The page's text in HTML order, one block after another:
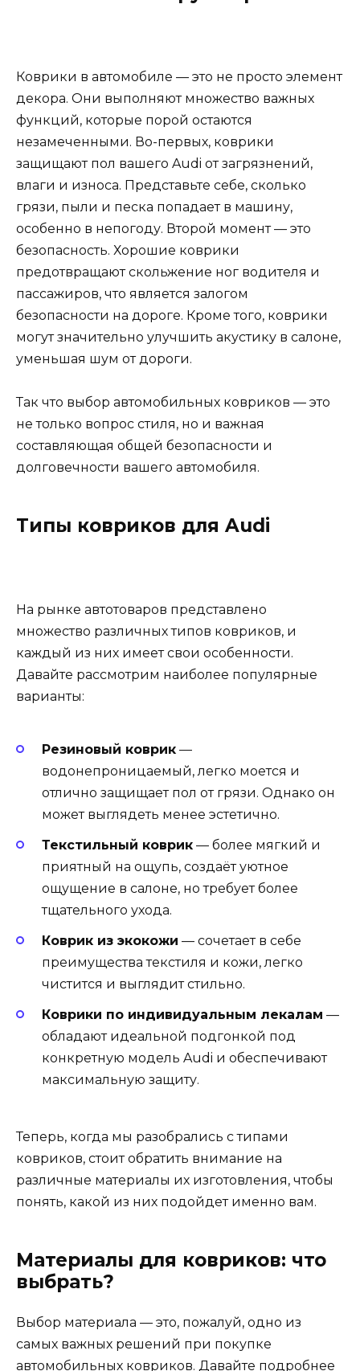
Коврики в автомобиле — это не просто элемент
декора. Они выполняют множество важных
функций, которые порой остаются
незамеченными. Во-первых, коврики
защищают пол вашего Audi от загрязнений,
влаги и износа. Представьте себе, сколько
грязи, пыли и песка попадает в машину,
особенно в непогоду. Второй момент — это
безопасность. Хорошие коврики
предотвращают скольжение ног водителя и
пассажиров, что является залогом
безопасности на дороге. Кроме того, коврики
могут значительно улучшить акустику в салоне,
уменьшая шум от дороги.
Так что выбор автомобильных ковриков — это
не только вопрос стиля, но и важная
составляющая общей безопасности и
долговечности вашего автомобиля.
Типы ковриков для Audi
На рынке автотоваров представлено
множество различных типов ковриков, и
каждый из них имеет свои особенности.
Давайте рассмотрим наиболее популярные
варианты:
Резиновый коврик —
водонепроницаемый, легко моется и
отлично защищает пол от грязи. Однако он
может выглядеть менее эстетично.
Текстильный коврик — более мягкий и
приятный на ощупь, создаёт уютное
ощущение в салоне, но требует более
тщательного ухода.
Коврик из экокожи — сочетает в себе
преимущества текстиля и кожи, легко
чистится и выглядит стильно.
Коврики по индивидуальным лекалам —
обладают идеальной подгонкой под
конкретную модель Audi и обеспечивают
максимальную защиту.
Теперь, когда мы разобрались с типами
ковриков, стоит обратить внимание на
различные материалы их изготовления, чтобы
понять, какой из них подойдет именно вам.
Материалы для ковриков: что
выбрать?
Выбор материала — это, пожалуй, одно из
самых важных решений при покупке
автомобильных ковриков. Давайте подробнее